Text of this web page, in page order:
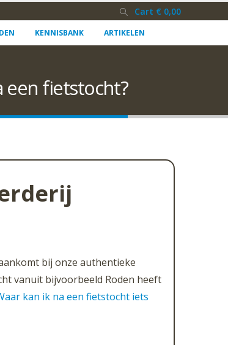
Cart € 0,00
KENNISBANK ARTIKELEN
een fietstocht?
bij onze authentieke
vanuit bijvoorbeeld Roden heeft
kan ik na een fietstocht iets